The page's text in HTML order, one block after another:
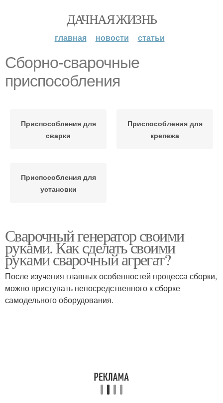
ДАЧНАЯ ЖИЗНЬ
главная новости статьи
Сборно-сварочные
приспособления
Приспособления для
сварки
Приспособления для
крепежа
Приспособления для
установки
Сварочный генератор своими
руками. Как сделать своими
руками сварочный агрегат?
После изучения главных особенностей процесса сборки,
можно приступать непосредственного к сборке
самодельного оборудования.